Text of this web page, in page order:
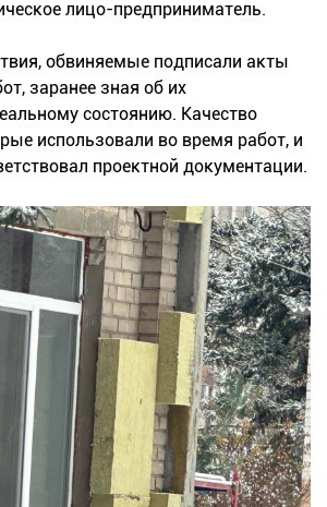
лицо-предприниматель.
обвиняемые подписали акты
заранее зная об их
состоянию. Качество
использовали во время работ, и
проектной документации.